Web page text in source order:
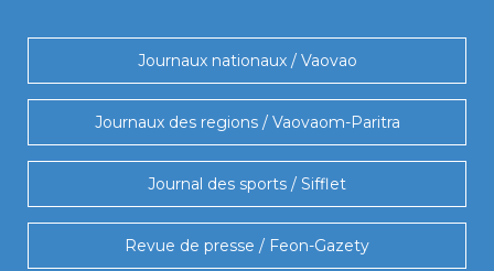
Journaux nationaux / Vaovao
Journaux des regions / Vaovaom-Paritra
Journal des sports / Sifflet
Revue de presse / Feon-Gazety